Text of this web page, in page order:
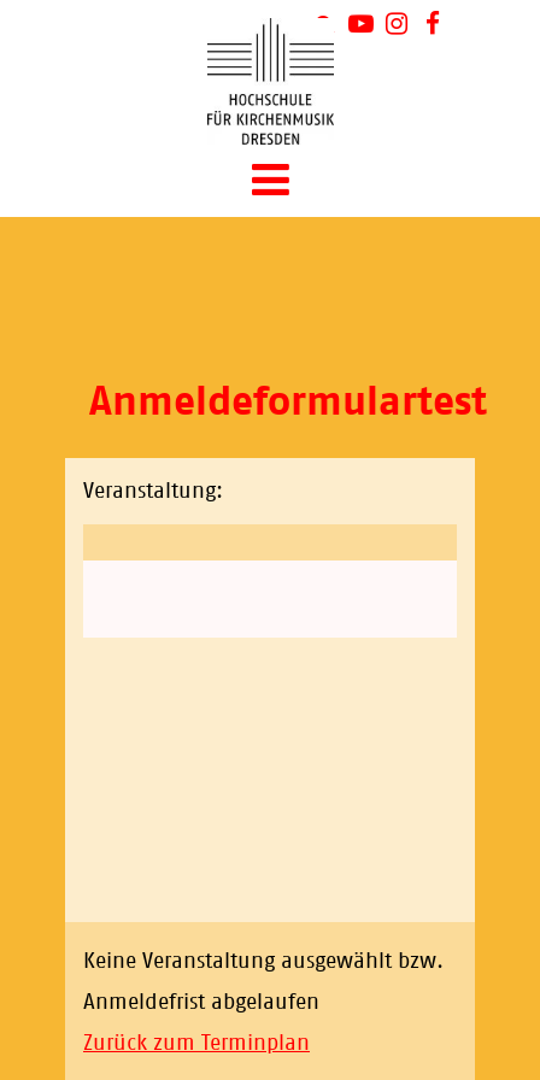
Anmeldeformulartest
Veranstaltung:
Keine Veranstaltung ausgewählt bzw.
Anmeldefrist abgelaufen
Zurück zum Terminplan